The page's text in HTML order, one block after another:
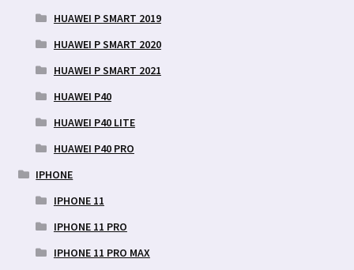
HUAWEI P SMART 2019
HUAWEI P SMART 2020
HUAWEI P SMART 2021
HUAWEI P40
HUAWEI P40 LITE
HUAWEI P40 PRO
IPHONE
IPHONE 11
IPHONE 11 PRO
IPHONE 11 PRO MAX